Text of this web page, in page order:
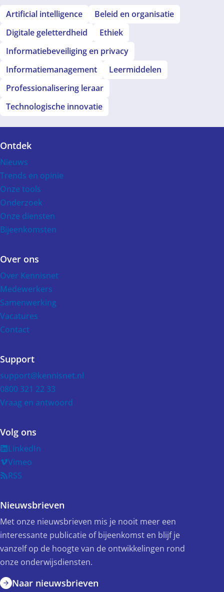
Artificial intelligence
Beleid en organisatie
Digitale geletterdheid
Ethiek
Informatiebeveiliging en privacy
Informatiemanagement
Leermiddelen
Professionalisering leraar
Technologische innovatie
Voet
Ontdek
Nieuws
Trends en opinie
Onze tools
Onderzoek
Onze diensten
Bijeenkomsten
Over ons
Over Kennisnet
Medewerkers
Samenwerking
Vacatures
Contact
Support
support@kennisnet.nl
0800 321 22 33
Vraag en antwoord
Volg ons
LinkedIn
Vimeo
RSS
Nieuwsbrieven
Met onze nieuwsbrieven mis je nooit meer een
interessante publicatie of bijeenkomst en blijf je
vanzelf op de hoogte van de ontwikkelingen rond
onze onderwijsdiensten.
Naar nieuwsbrieven